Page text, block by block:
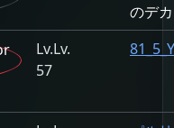
のデ
Lv.
57